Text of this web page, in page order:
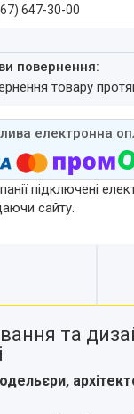
647-30-00
товару
підключені
сайту.
та